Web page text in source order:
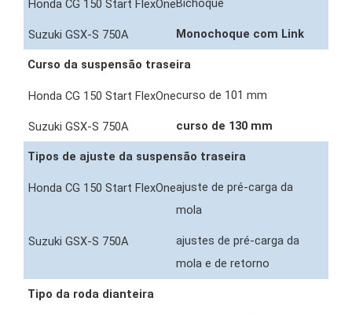
Bichoque
Monochoque com Link
Curso da suspensão traseira
curso de 101 mm
curso de 130 mm
Tipos de ajuste da suspensão traseira
ajuste de pré-carga da
mola
ajustes de pré-carga da
mola e de retorno
Tipo da roda dianteira